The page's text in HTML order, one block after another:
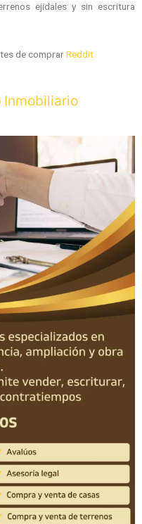
ejidales y sin escritura
de comprarReddit